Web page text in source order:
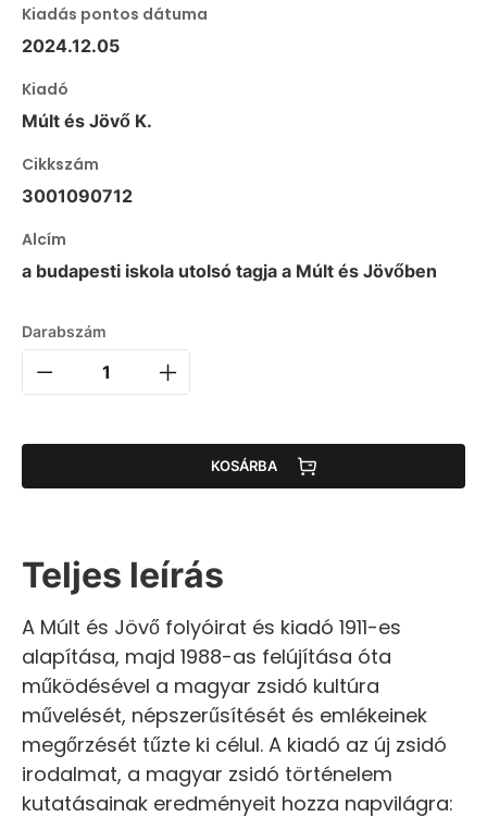
Kiadás pontos dátuma
2024.12.05
Kiadó
Múlt és Jövő K.
Cikkszám
3001090712
Alcím
a budapesti iskola utolsó tagja a Múlt és Jövőben
Darabszám
KOSÁRBA
Teljes leírás
A Múlt és Jövő folyóirat és kiadó 1911-es
alapítása, majd 1988-as felújítása óta
működésével a magyar zsidó kultúra
művelését, népszerűsítését és emlékeinek
megőrzését tűzte ki célul. A kiadó az új zsidó
irodalmat, a magyar zsidó történelem
kutatásainak eredményeit hozza napvilágra: